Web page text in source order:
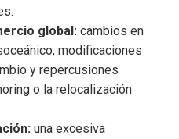
global: cambios en
modificaciones
y repercusiones
o la relocalización
una excesiva